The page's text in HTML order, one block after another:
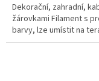
Dekorační, zahradní,
žárovkami Filament s
barvy, lze umístit na